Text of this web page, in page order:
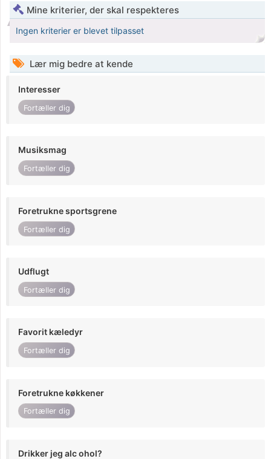
Mine kriterier, der skal respekteres
Ingen kriterier er blevet tilpasset
Lær mig bedre at kende
Interesser
Fortæller dig
Musiksmag
Fortæller dig
Foretrukne sportsgrene
Fortæller dig
Udflugt
Fortæller dig
Favorit kæledyr
Fortæller dig
Foretrukne køkkener
Fortæller dig
Drikker jeg alc ohol?